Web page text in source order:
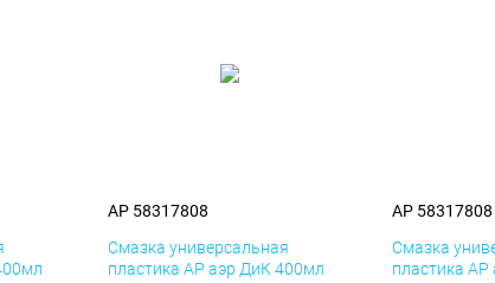
AP 58317808
Смазка универсальная
пластика AP аэр ДиК 400мл
AP 58317808
Смазка
пластика